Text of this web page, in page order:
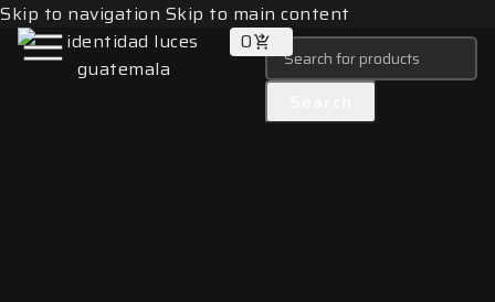
Skip to navigation Skip to main content
0